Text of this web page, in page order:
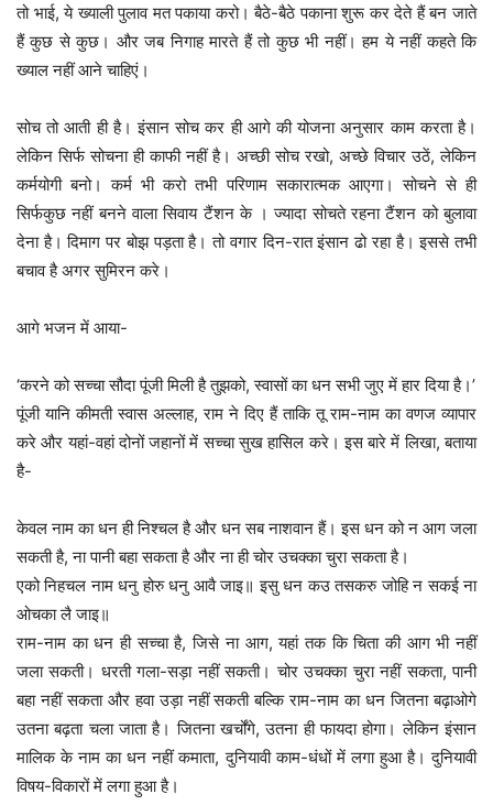
तो भाई, ये ख्याली पुलाव मत पकाया करो। बैठे-बैठे पकाना शुरू कर देते हैं बन जाते
हैं कुछ से कुछ। और जब निगाह मारते हैं तो कुछ भी नहीं। हम ये नहीं कहते कि
ख्याल नहीं आने चाहिएं।
सोच तो आती ही है। इंसान सोच कर ही आगे की योजना अनुसार काम करता है।
लेकिन सिर्फ सोचना ही काफी नहीं है। अच्छी सोच रखो, अच्छे विचार उठें, लेकिन
कर्मयोगी बनो। कर्म भी करो तभी परिणाम सकारात्मक आएगा। सोचने से ही
सिर्फकुछ नहीं बनने वाला सिवाय टैंशन के । ज्यादा सोचते रहना टैंशन को बुलावा
देना है। दिमाग पर बोझ पड़ता है। तो वगार दिन-रात इंसान ढो रहा है। इससे तभी
बचाव है अगर सुमिरन करे।
आगे भजन में आया-
‘करने को सच्चा सौदा पूंजी मिली है तुझको, स्वासों का धन सभी जुए में हार दिया है।’
पूंजी यानि कीमती स्वास अल्लाह, राम ने दिए हैं ताकि तू राम-नाम का वणज व्यापार
करे और यहां-वहां दोनों जहानों में सच्चा सुख हासिल करे। इस बारे में लिखा, बताया
है-
केवल नाम का धन ही निश्चल है और धन सब नाशवान हैं। इस धन को न आग जला
सकती है, ना पानी बहा सकता है और ना ही चोर उचक्का चुरा सकता है।
एको निहचल नाम धनु होरु धनु आवै जाइ॥ इसु धन कउ तसकरु जोहि न सकई ना
ओचका लै जाइ॥
राम-नाम का धन ही सच्चा है, जिसे ना आग, यहां तक कि चिता की आग भी नहीं
जला सकती। धरती गला-सड़ा नहीं सकती। चोर उचक्का चुरा नहीं सकता, पानी
बहा नहीं सकता और हवा उड़ा नहीं सकती बल्कि राम-नाम का धन जितना बढ़ाओगे
उतना बढ़ता चला जाता है। जितना खर्चोंगे, उतना ही फायदा होगा। लेकिन इंसान
मालिक के नाम का धन नहीं कमाता, दुनियावी काम-धंधों में लगा हुआ है। दुनियावी
विषय-विकारों में लगा हुआ है।